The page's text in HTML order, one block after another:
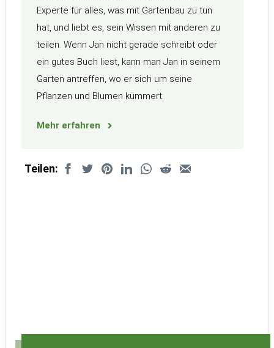
Experte für alles, was mit Gartenbau zu tun
hat, und liebt es, sein Wissen mit anderen zu
teilen. Wenn Jan nicht gerade schreibt oder
ein gutes Buch liest, kann man Jan in seinem
Garten antreffen, wo er sich um seine
Pflanzen und Blumen kümmert.
Mehr erfahren
Teilen: